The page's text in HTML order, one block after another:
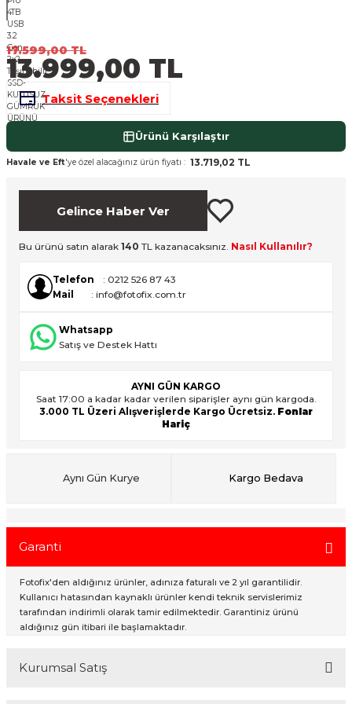
Cihazları
Işık Setleri
Setleri
17.599,00 TL
13.999,00 TL
Taksit Seçenekleri
Ürünü Karşılaştır
Havale ve Eft'ye özel alacağınız ürün fiyatı : 13.719,02 TL
Gelince Haber Ver
Bu ürünü satın alarak 140 TL kazanacaksınız. Nasıl Kullanılır?
Telefon
: 0212 526 87 43
Mail
: info@fotofix.com.tr
Whatsapp
Satış ve Destek Hattı
AYNI GÜN KARGO
Saat 17:00 a kadar kadar verilen siparişler aynı gün kargoda.
3.000 TL Üzeri Alışverişlerde Kargo Ücretsiz. Fonlar
Hariç
Aynı Gün Kurye Kargo Bedava
Garanti
Fotofix'den aldığınız ürünler, adınıza faturalı ve 2 yıl garantilidir.
Kullanıcı hatasından kaynaklı ürünler kendi teknik servislerimiz
tarafından indirimli olarak tamir edilmektedir. Garantiniz ürünü
aldığınız gün itibari ile başlamaktadır.
Kurumsal Satış